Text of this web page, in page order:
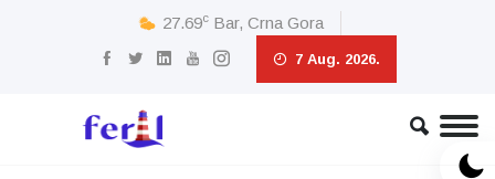
27.69c Bar, Crna Gora
7 Aug. 2026.